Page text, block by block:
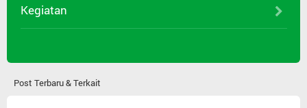
Kegiatan
Post Terbaru & Terkait